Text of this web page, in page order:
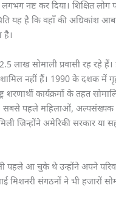
नष्ट कर दिया। शिक्षित
यह है कि वहाँ की अधिकांश
है।
लाख सोमाली प्रवासी रह रहे
नहीं हैं। 1990 के दशक में
शरणार्थी कार्यक्रमों के तहत
सबसे पहले महिलाओं, अल्पसंख्यक
जिन्होंने अमेरिकी सरकार या
पहले आ चुके थे उन्होंने अपने
मिशनरी संगठनों ने भी हजारों